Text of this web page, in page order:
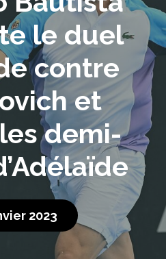
le duel
contre
et
demi-
2023